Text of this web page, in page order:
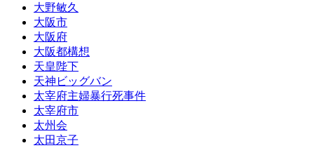
大野敏久
大阪市
大阪府
大阪都構想
天皇陛下
天神ビッグバン
太宰府主婦暴行死事件
太宰府市
太州会
太田京子